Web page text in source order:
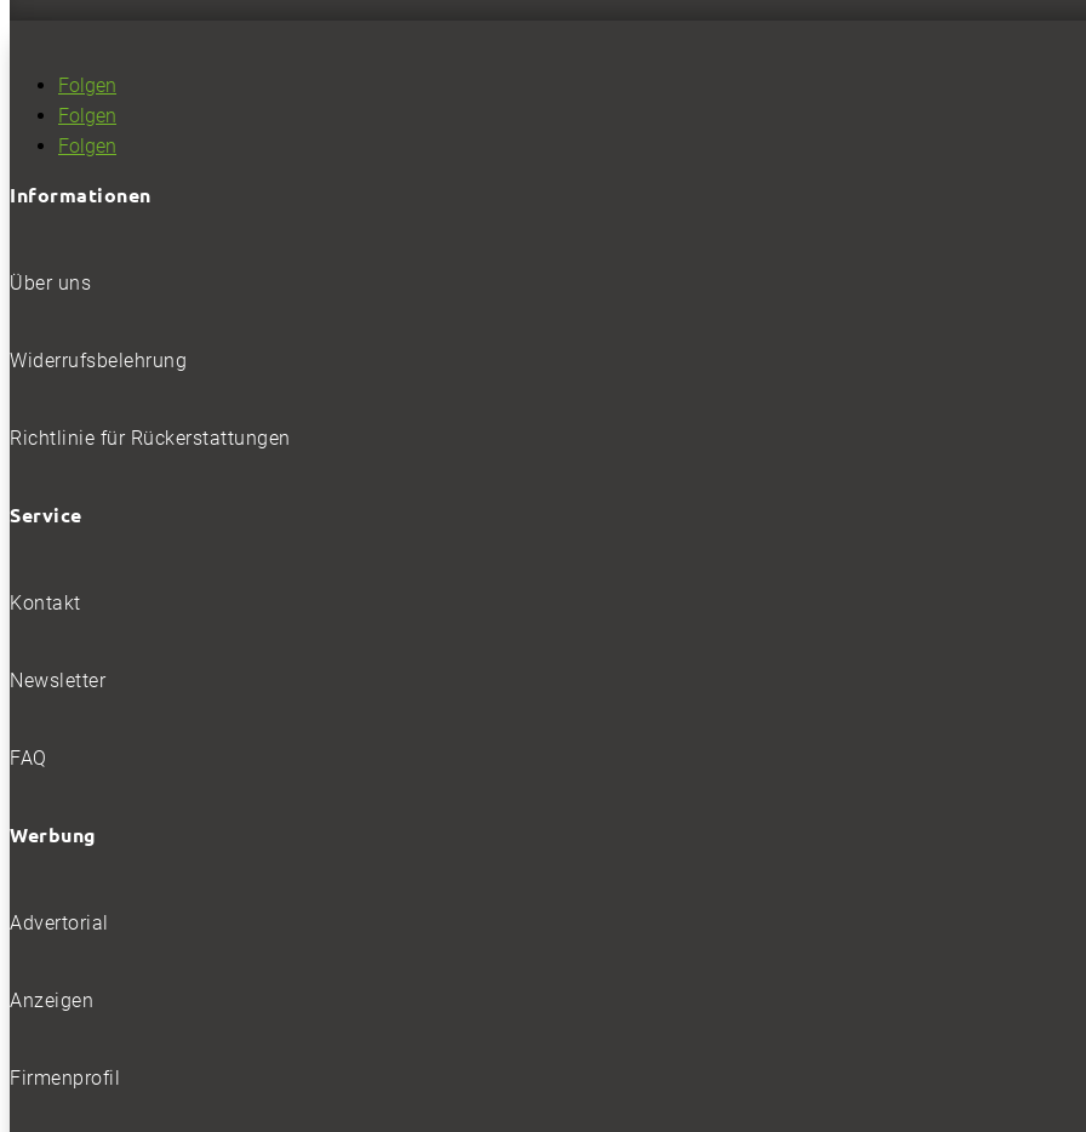
Folgen
Folgen
Folgen
Informationen
Über uns
Widerrufsbelehrung
Richtlinie für Rückerstattungen
Service
Kontakt
Newsletter
FAQ
Werbung
Advertorial
Anzeigen
Firmenprofil